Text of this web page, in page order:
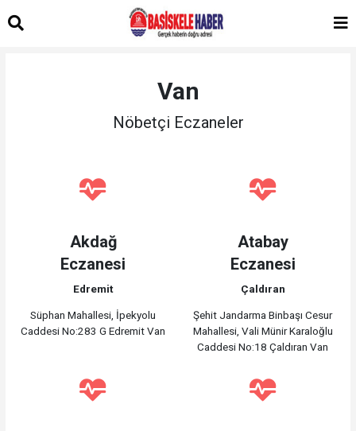
Van
Nöbetçi Eczaneler
Akdağ
Eczanesi
Edremit
Süphan Mahallesi, İpekyolu
Caddesi No:283 G Edremit Van
Atabay
Eczanesi
Çaldıran
Şehit Jandarma Binbaşı Cesur
Mahallesi, Vali Münir Karaloğlu
Caddesi No:18 Çaldıran Van